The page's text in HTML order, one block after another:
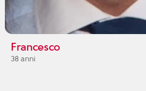
Francesco
38 anni